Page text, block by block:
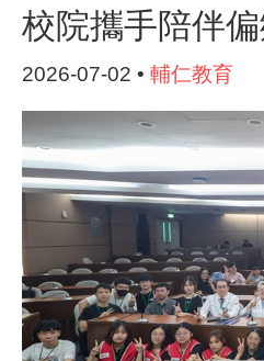
校院攜手陪伴
2026-07-02 • 輔仁教育